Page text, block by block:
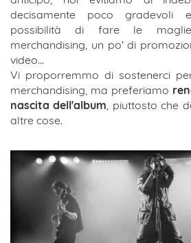
decisamente poco gradevoli
possibilità di fare le
merchandising, un po' di
video...
Vi proporremmo di sostenerci
merchandising, ma preferiamo
nascita dell'album , piuttosto che
altre cose.